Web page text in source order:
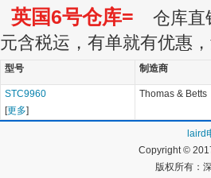
英国6号仓库= 仓库直
元含税运，有单就有优惠
型号 制造商
STC9960
[更多]
Thomas & Betts
laird
Copyright ©
版权所有：